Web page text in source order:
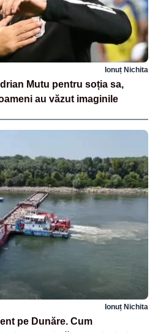
Ionuț Nichita
Mutu pentru soția sa,
au văzut imaginile
Ionuț Nichita
pe Dunăre. Cum